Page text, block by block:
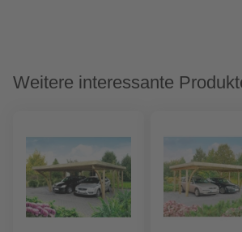
Weitere interessante